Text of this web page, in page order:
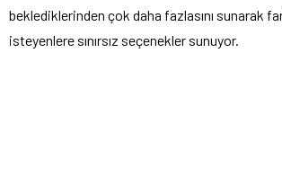
beklediklerinden çok daha fazlasını sunarak
isteyenlere sınırsız seçenekler sunuyor.